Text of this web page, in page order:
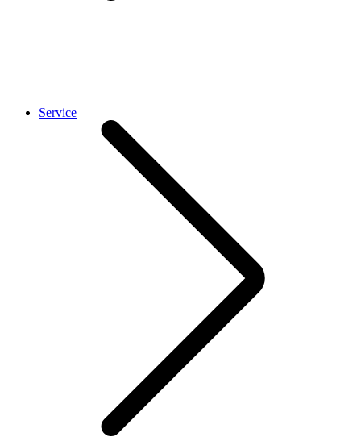
Service